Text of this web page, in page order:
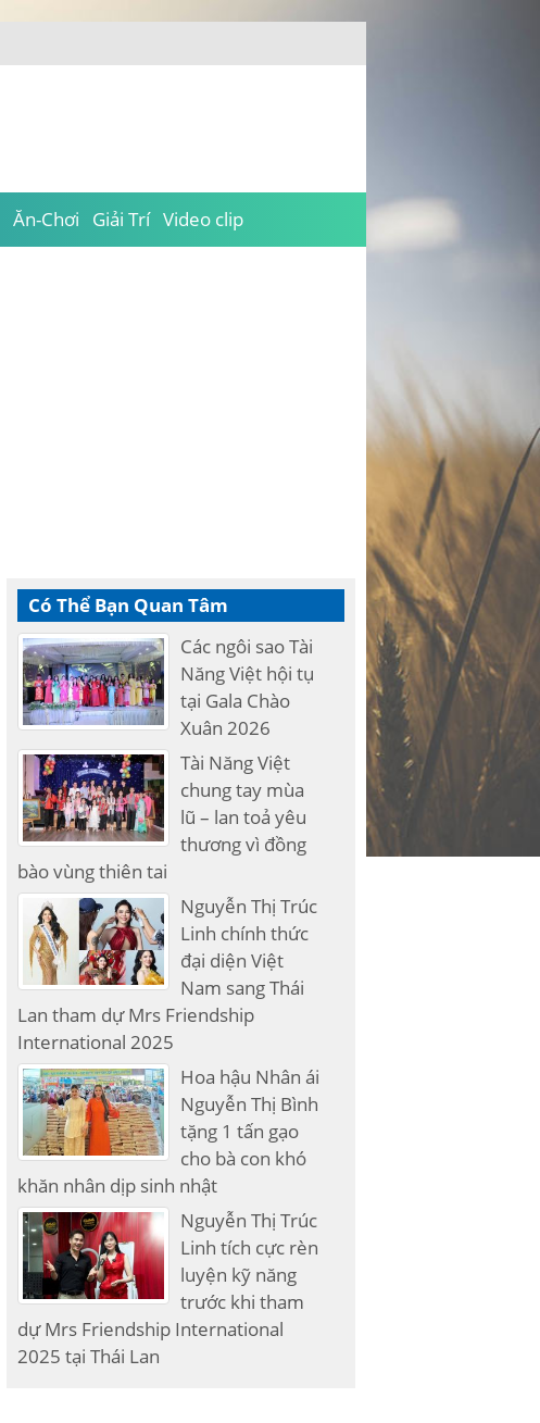
Ăn-Chơi Giải Trí Video clip
Có Thể Bạn Quan Tâm
Các ngôi sao Tài
Năng Việt hội tụ
tại Gala Chào
Xuân 2026
Tài Năng Việt
chung tay mùa
lũ – lan toả yêu
thương vì đồng
bào vùng thiên tai
Nguyễn Thị Trúc
Linh chính thức
đại diện Việt
Nam sang Thái
Lan tham dự Mrs Friendship
International 2025
Hoa hậu Nhân ái
Nguyễn Thị Bình
tặng 1 tấn gạo
cho bà con khó
khăn nhân dịp sinh nhật
Nguyễn Thị Trúc
Linh tích cực rèn
luyện kỹ năng
trước khi tham
dự Mrs Friendship International
2025 tại Thái Lan